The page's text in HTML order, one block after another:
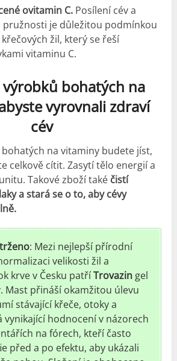
ovitamin C.Posílení cév a
pružnosti je důležitou podmínkou
žil, který se řeší
vitaminu C.
výrobků bohatých na
vyrovnali zdraví
cév
na vitaminy budete jíst,
celkově cítit. Zasytí tělo energií a
Takové zboží také čistí
a stará se o to, aby cévy
: Mezi nejlepší přírodní
velikosti žil a
krve v Česku patříTrovazin gel
Mast přináší okamžitou úlevu
stávající křeče, otoky a
vynikající hodnocení v názorech
na fórech, kteří často
před a po efektu, aby ukázali